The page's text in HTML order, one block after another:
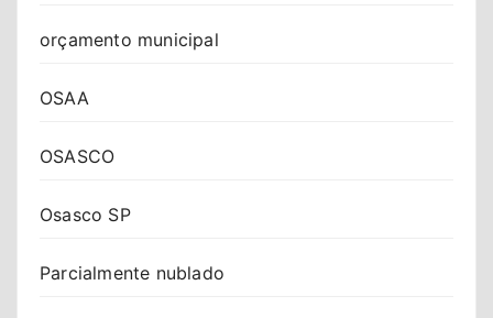
orçamento municipal
OSAA
OSASCO
Osasco SP
Parcialmente nublado